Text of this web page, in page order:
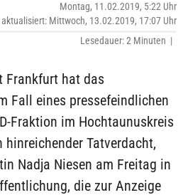
Montag, 11.02.2019, 5:22 Uhr
Mittwoch, 13.02.2019, 17:07 Uhr
Lesedauer: 2 Minuten |
Frankfurt hat das
Fall eines pressefeindlichen
Fraktion im Hochtaunuskreis
Tatverdacht,
Nadja Niesen am Freitag in
die zur Anzeige